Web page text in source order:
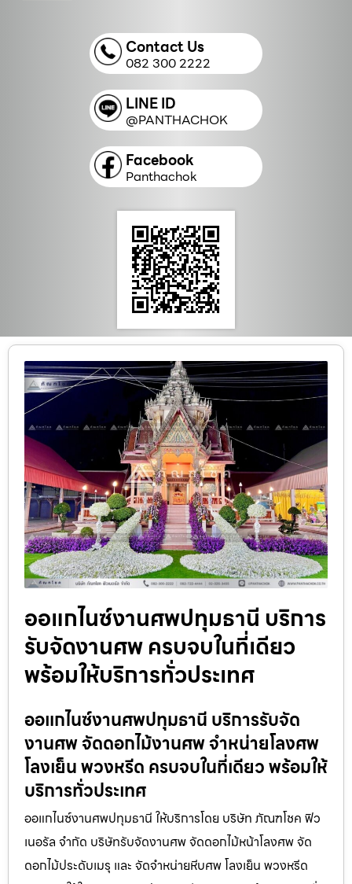
Contact Us
082 300 2222
LINE ID
@PANTHACHOK
Facebook
Panthachok
ออแกไนซ์งานศพปทุมธานี บริการ
รับจัดงานศพ ครบจบในที่เดียว
พร้อมให้บริการทั่วประเทศ
ออแกไนซ์งานศพปทุมธานี บริการรับจัด
งานศพ จัดดอกไม้งานศพ จำหน่ายโลงศพ
โลงเย็น พวงหรีด ครบจบในที่เดียว พร้อมให้
บริการทั่วประเทศ
ออแกไนซ์งานศพปทุมธานี ให้บริการโดย บริษัท ภัณฑโชค ฟิว
เนอรัล จำกัด บริษัทรับจัดงานศพ จัดดอกไม้หน้าโลงศพ จัด
ดอกไม้ประดับเมรุ และ จัดจำหน่ายหีบศพ โลงเย็น พวงหรีด